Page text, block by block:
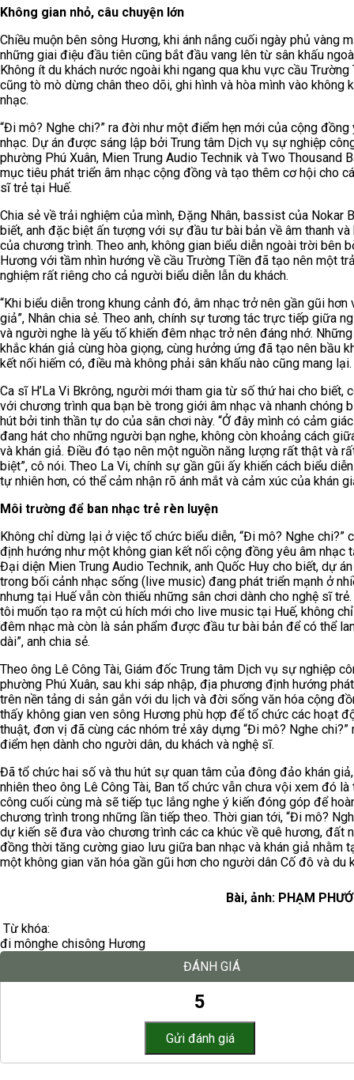
Không gian nhỏ, câu chuyện lớn
Chiều muộn bên sông Hương, khi ánh nắng cuối ngày phủ vàng
những giai điệu đầu tiên cũng bắt đầu vang lên từ sân khấu
Không ít du khách nước ngoài khi ngang qua khu vực cầu Trường
cũng tò mò dừng chân theo dõi, ghi hình và hòa mình vào không
nhạc.
“Đi mô? Nghe chi?” ra đời như một điểm hẹn mới của cộng đồng
nhạc. Dự án được sáng lập bởi Trung tâm Dịch vụ sự nghiệp
phường Phú Xuân, Mien Trung Audio Technik và Two Thousand
mục tiêu phát triển âm nhạc cộng đồng và tạo thêm cơ hội cho
sĩ trẻ tại Huế.
Chia sẻ về trải nghiệm của mình, Đặng Nhân, bassist của Nokar
biết, anh đặc biệt ấn tượng với sự đầu tư bài bản về âm thanh và
của chương trình. Theo anh, không gian biểu diễn ngoài trời bên
Hương với tầm nhìn hướng về cầu Trường Tiền đã tạo nên một
nghiệm rất riêng cho cả người biểu diễn lẫn du khách.
“Khi biểu diễn trong khung cảnh đó, âm nhạc trở nên gần gũi hơn
giả”, Nhân chia sẻ. Theo anh, chính sự tương tác trực tiếp giữa
và người nghe là yếu tố khiến đêm nhạc trở nên đáng nhớ.
khắc khán giả cùng hòa giọng, cùng hưởng ứng đã tạo nên bầu
kết nối hiếm có, điều mà không phải sân khấu nào cũng mang lại.
Ca sĩ H’La Vi Bkrông, người mới tham gia từ số thứ hai cho biết,
với chương trình qua bạn bè trong giới âm nhạc và nhanh chóng
hút bởi tinh thần tự do của sân chơi này. “Ở đây mình có cảm
đang hát cho những người bạn nghe, không còn khoảng cách
và khán giả. Điều đó tạo nên một nguồn năng lượng rất thật và
biệt”, cô nói. Theo La Vi, chính sự gần gũi ấy khiến cách biểu
tự nhiên hơn, có thể cảm nhận rõ ánh mắt và cảm xúc của khán
Môi trường để ban nhạc trẻ rèn luyện
Không chỉ dừng lại ở việc tổ chức biểu diễn, “Đi mô? Nghe chi?”
định hướng như một không gian kết nối cộng đồng yêu âm nhạc
Đại diện Mien Trung Audio Technik, anh Quốc Huy cho biết, dự
trong bối cảnh nhạc sống (live music) đang phát triển mạnh ở
nhưng tại Huế vẫn còn thiếu những sân chơi dành cho nghệ sĩ trẻ.
tôi muốn tạo ra một cú hích mới cho live music tại Huế, không
đêm nhạc mà còn là sản phẩm được đầu tư bài bản để có thể
dài”, anh chia sẻ.
Theo ông Lê Công Tài, Giám đốc Trung tâm Dịch vụ sự nghiệp
phường Phú Xuân, sau khi sáp nhập, địa phương định hướng
trên nền tảng di sản gắn với du lịch và đời sống văn hóa cộng
thấy không gian ven sông Hương phù hợp để tổ chức các hoạt
thuật, đơn vị đã cùng các nhóm trẻ xây dựng “Đi mô? Nghe chi?”
điểm hẹn dành cho người dân, du khách và nghệ sĩ.
Đã tổ chức hai số và thu hút sự quan tâm của đông đảo khán
nhiên theo ông Lê Công Tài, Ban tổ chức vẫn chưa vội xem đó là
công cuối cùng mà sẽ tiếp tục lắng nghe ý kiến đóng góp để
chương trình trong những lần tiếp theo. Thời gian tới, “Đi mô?
dự kiến sẽ đưa vào chương trình các ca khúc về quê hương, đất
đồng thời tăng cường giao lưu giữa ban nhạc và khán giả nhằm
một không gian văn hóa gần gũi hơn cho người dân Cố đô và du
Bài, ảnh: PHẠM
Từ khóa:
đi mônghe chisông Hương
ĐÁNH GIÁ
5